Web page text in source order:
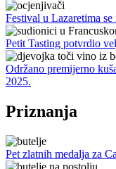
Festival u Lazaretima
Petit Tasting potvrdio
Održano premijerno
2025.
Priznanja
Pet zlatnih medalja za